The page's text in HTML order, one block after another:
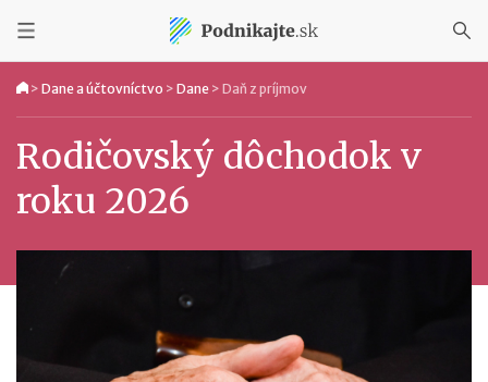
> Dane a účtovníctvo > Dane > Daň z príjmov
Rodičovský dôchodok v
roku 2026